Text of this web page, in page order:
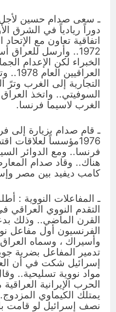
ـ سعى صدام حسين لأجل
دوراً ريادياً في الشرق
اتفاقية تعاون مع الإتحاد
1972.. وأرسل
الخبراء لكن الإعدام
التجارية إلى الغرب وترً
السوفيتي.. واتخذ
الغرب لاسيما فرنسا.
ـ قام صدام بزيارة إلى
1976مؤسساً لعلاقات
فرنسا.. ومع الدوائر
هناك.. وقاد صدام
كامب ديفيد بين مصر
ـ المفاعلات النووية :
التقدم النووي العراقي
القرن الماضي.. وذلك
الفرنسيون أول مفاعل
تدمير المفاعل بضربة
إسرائيل شكت في أن
مواد نووية تسليحية..
الحرب الإيرانية
يمتلك الكيماوي
نصف إسرائيل لو قامت